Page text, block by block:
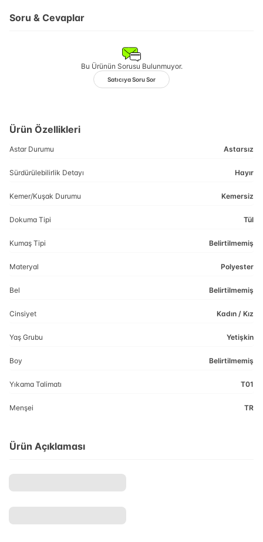
Soru & Cevaplar
Bu Ürünün Sorusu Bulunmuyor.
Satıcıya Soru Sor
Ürün Özellikleri
Astar Durumu Astarsız
Sürdürülebilirlik Detayı Hayır
Kemer/Kuşak Durumu Kemersiz
Dokuma Tipi Tül
Kumaş Tipi Belirtilmemiş
Materyal Polyester
Bel Belirtilmemiş
Cinsiyet Kadın / Kız
Yaş Grubu Yetişkin
Boy Belirtilmemiş
Yıkama Talimatı T01
Menşei TR
Ürün Açıklaması